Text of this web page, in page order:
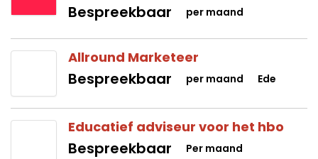
Bespreekbaar per maand
Allround Marketeer
Bespreekbaar per maand Ede
Educatief adviseur voor het hbo
Bespreekbaar Per maand